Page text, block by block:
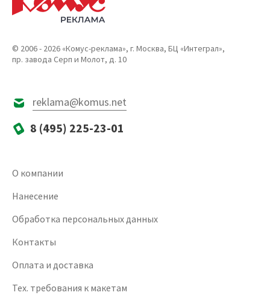
© 2006 - 2026 «Комус-реклама», г. Москва, БЦ «Интеграл»,
пр. завода Серп и Молот, д. 10
reklama@komus.net
8 (495) 225-23-01
О компании
Нанесение
Обработка персональных данных
Контакты
Оплата и доставка
Тех. требования к макетам